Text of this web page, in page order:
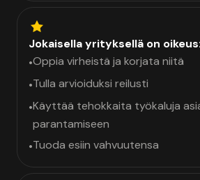
Jokaisella yrityksellä on oikeus:
•Oppia virheistä ja korjata niitä
•Tulla arvioiduksi reilusti
•Käyttää tehokkaita työkaluja
parantamiseen
•Tuoda esiin vahvuutensa